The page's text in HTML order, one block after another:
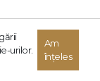
urilor.
Am
înțeles